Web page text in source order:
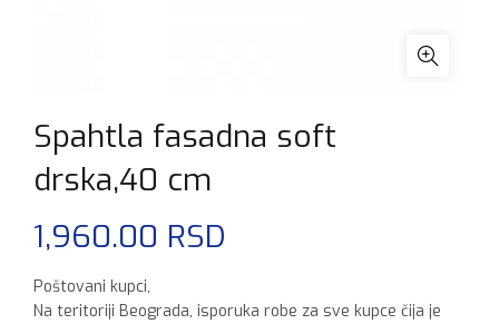
Spahtla fasadna soft
drska,40 cm
1,960.00 RSD
Poštovani kupci,
Na teritoriji Beograda, isporuka robe za sve kupce čija je